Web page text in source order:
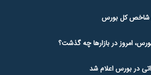
امروز در بازارها چه گذشت؟
در بورس اعلام شد